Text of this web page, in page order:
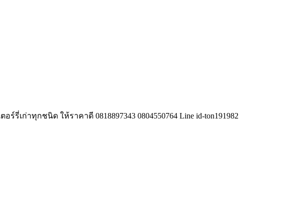
ก่าทุกชนิด ให้ราคาดี 0818897343 0804550764 Line id-ton191982